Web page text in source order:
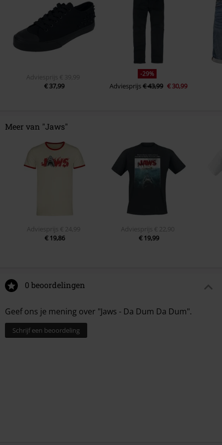
Adviesprijs
€ 39,99
€ 37,99
-29%
Adviesprijs€ 43,99 € 30,99
Meer van "Jaws"
Adviesprijs
€ 24,99
€ 19,86
Adviesprijs
€ 22,90
€ 19,99
0 beoordelingen
Geef ons je mening over "Jaws - Da Dum Da Dum".
Schrijf een beoordeling